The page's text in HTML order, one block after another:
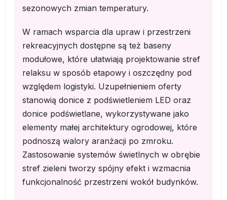
sezonowych zmian temperatury.
W ramach wsparcia dla upraw i przestrzeni
rekreacyjnych dostępne są też baseny
modułowe, które ułatwiają projektowanie stref
relaksu w sposób etapowy i oszczędny pod
względem logistyki. Uzupełnieniem oferty
stanowią donice z podświetleniem LED oraz
donice podświetlane, wykorzystywane jako
elementy małej architektury ogrodowej, które
podnoszą walory aranżacji po zmroku.
Zastosowanie systemów świetlnych w obrębie
stref zieleni tworzy spójny efekt i wzmacnia
funkcjonalność przestrzeni wokół budynków.